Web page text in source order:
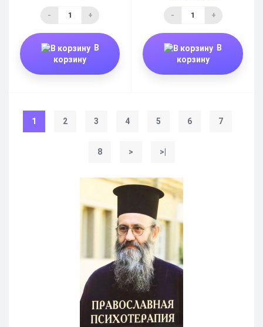
- +
В
корзину
- +
В
корзину
1 2 3 4 5 6 7
8 > >|